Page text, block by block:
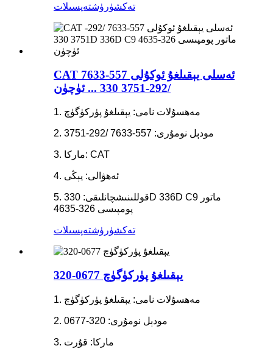
تەكشۈرۈشتەپسىلات
CAT ئەسلى يېقىلغۇ ئوكۇلى 557-7633
/292-3751 330 ... ئۈچۈن
1. مەھسۇلات نامى: يېقىلغۇ پۈركۈگۈچ
2. مودېل نومۇرى: 557-7633 /292-3751
3. ماركا: CAT
4. ئەھۋالى: يېڭى
5. قوللىنىشچانلىقى: 330D 336D C9 ماتور
پومپىسى 326-4635
تەكشۈرۈشتەپسىلات
320-0677 يېقىلغۇ پۈركۈگۈچ
1. مەھسۇلات نامى: يېقىلغۇ پۈركۈگۈچ
2. مودېل نومۇرى: 320-0677
3. ماركا: قۇرت